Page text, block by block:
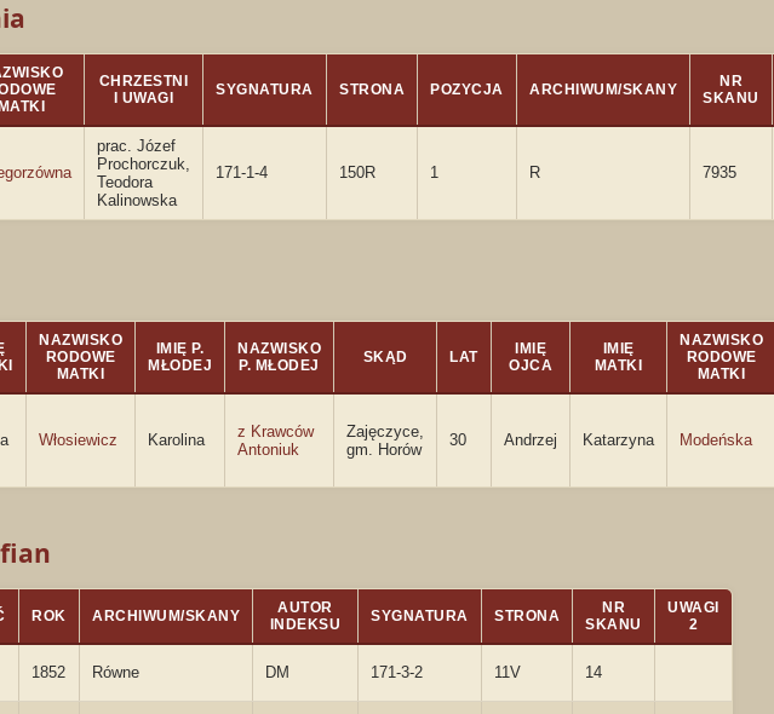
MATKI
CHRZESTNI
I UWAGI
SYGNATURA STRONA POZYCJA ARCHIWUM/SKANY
NR
SKANU
prac. Józef
Prochorczuk,
Teodora
Kalinowska
171-1-4 150R 1 R 7935
NAZWISKO
RODOWE
MATKI
IMIĘ P.
MŁODEJ
NAZWISKO
P. MŁODEJ
SKĄD LAT
IMIĘ
OJCA
IMIĘ
MATKI
NAZWISKO
RODOWE
MATKI
Włosiewicz Karolina
z Krawców
Antoniuk
Zajęczyce,
gm. Horów
30 Andrzej Katarzyna Modeńska
ROK ARCHIWUM/SKANY
AUTOR
INDEKSU
SYGNATURA STRONA
NR
SKANU
UWAGI
2
1852 Równe DM 171-3-2 11V 14